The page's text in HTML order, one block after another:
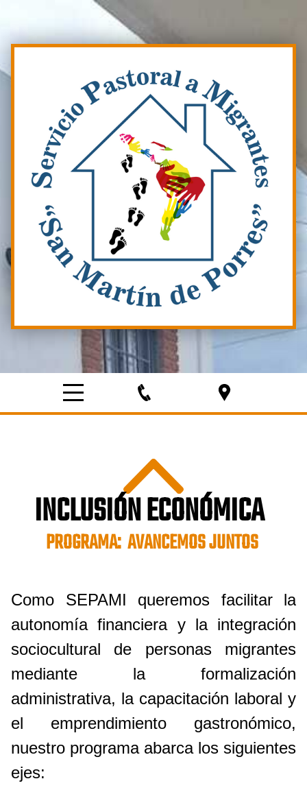
INCLUSIÓN ECONÓMICA
PROGRAMA: AVANCEMOS JUNTOS
Como SEPAMI queremos facilitar la
autonomía financiera y la integración
sociocultural de personas migrantes
mediante la formalización
administrativa, la capacitación laboral y
el emprendimiento gastronómico,
nuestro programa abarca los siguientes
ejes: